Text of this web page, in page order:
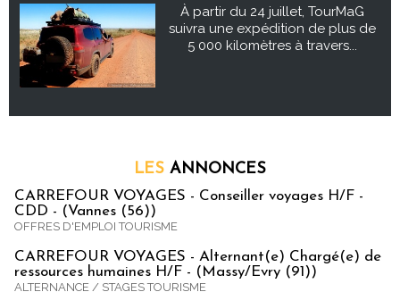
À partir du 24 juillet, TourMaG
suivra une expédition de plus de
5 000 kilomètres à travers...
LES ANNONCES
CARREFOUR VOYAGES - Conseiller voyages H/F -
CDD - (Vannes (56))
OFFRES D'EMPLOI TOURISME
CARREFOUR VOYAGES - Alternant(e) Chargé(e) de
ressources humaines H/F - (Massy/Evry (91))
ALTERNANCE / STAGES TOURISME